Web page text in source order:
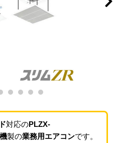
対応のPLZX-
製の業務用エアコンです。